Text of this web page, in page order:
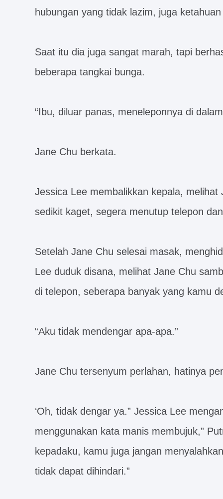
hubungan yang tidak lazim, juga
Saat itu dia juga sangat marah, tapi
beberapa tangkai bunga.
“Ibu, diluar panas, meneleponnya di
Jane Chu berkata.
Jessica Lee membalikkan kepala,
sedikit kaget, segera menutup telepon
Setelah Jane Chu selesai masak,
Lee duduk disana, melihat Jane Chu
di telepon, seberapa banyak yang kamu
“Aku tidak mendengar apa-apa.”
Jane Chu tersenyum perlahan, hatinya
‘Oh, tidak dengar ya.” Jessica Lee
menggunakan kata manis membujuk,”
kepadaku, kamu juga jangan
tidak dapat dihindari.”